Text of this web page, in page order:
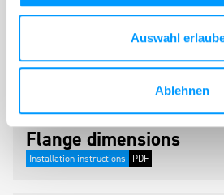
Auswahl
Ablehnen
Downloads
Installation
Flange dimensions
Installation instructions PDF